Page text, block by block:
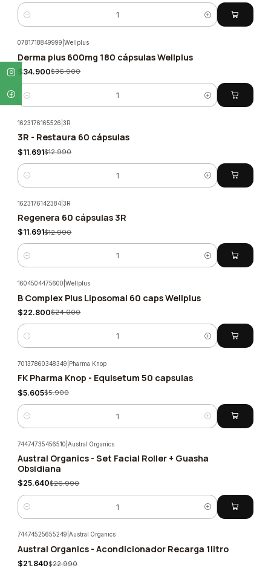
Cantidad
-5%
0781718849999 |Wellplus
Derma plus 600mg 180 cápsulas Wellplus
$34.900$36.900
Cantidad
-10%
1623176165526 |3R
3R - Restaura 60 cápsulas
$11.691$12.990
Cantidad
-10%
1623176142384 |3R
Regenera 60 cápsulas 3R
$11.691$12.990
Cantidad
-5%
1604504475600 |Wellplus
B Complex Plus Liposomal 60 caps Wellplus
$22.800$24.000
Cantidad
-5%
70137860348349 Pharma Knop
FK Pharma Knop - Equisetum 50 capsulas
$5.605$5.900
Cantidad
-5%
74474735456510 |Austral Organics
Austral Organics - Set Facial Roller + Guasha
Obsidiana
$25.640$26.990
Cantidad
-5%
74474525655249 |Austral Organics
Austral Organics - Acondicionador Recarga 1litro
$21.840$22.990